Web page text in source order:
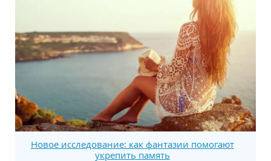
Новое исследование: как фантазии помогают
укрепить память